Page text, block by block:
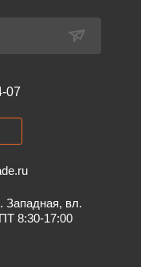
07
Западная, вл.
8:30-17:00